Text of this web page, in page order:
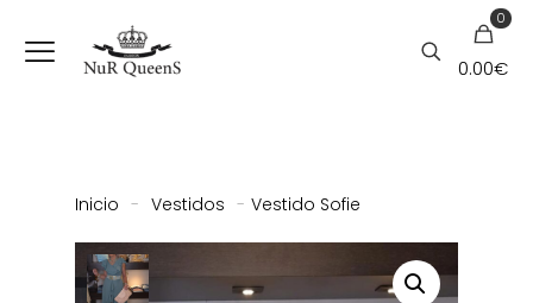
0
0.00€
Inicio - Vestidos - Vestido Sofie